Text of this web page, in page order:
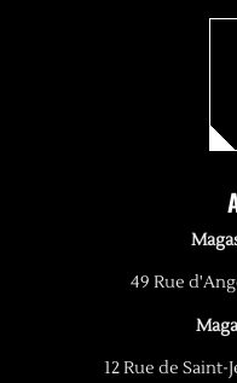
49 Rue
12 Rue de Saint-